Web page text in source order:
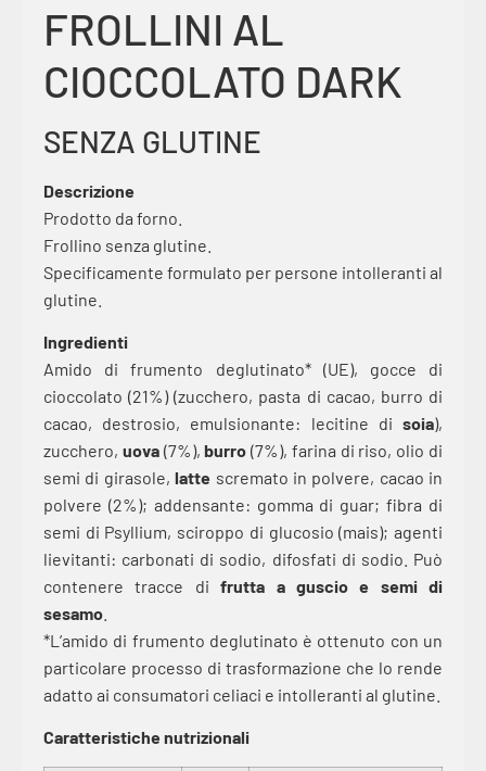
FROLLINI AL
CIOCCOLATO DARK
SENZA GLUTINE
Descrizione
Prodotto da forno.
Frollino senza glutine.
Specificamente formulato per persone intolleranti al
glutine.
Ingredienti
Amido di frumento deglutinato* (UE), gocce di
cioccolato (21%) (zucchero, pasta di cacao, burro di
cacao, destrosio, emulsionante: lecitine di soia),
zucchero, uova(7%),burro (7%), farina di riso, olio di
semi di girasole,latte scremato in polvere, cacao in
polvere (2%); addensante: gomma di guar; fibra di
semi di Psyllium, sciroppo di glucosio (mais); agenti
lievitanti: carbonati di sodio, difosfati di sodio. Può
contenere tracce difrutta a guscio e semi di
sesamo
*L’amido di frumento deglutinato è ottenuto con un
particolare processo di trasformazione che lo rende
adatto ai consumatori celiaci e intolleranti al glutine.
Caratteristiche nutrizionali